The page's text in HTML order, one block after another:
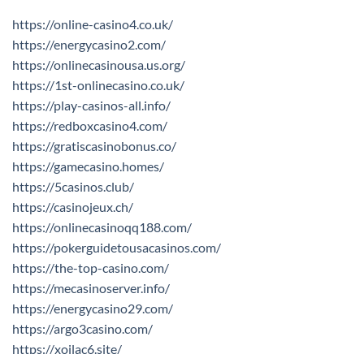
https://online-casino4.co.uk/
https://energycasino2.com/
https://onlinecasinousa.us.org/
https://1st-onlinecasino.co.uk/
https://play-casinos-all.info/
https://redboxcasino4.com/
https://gratiscasinobonus.co/
https://gamecasino.homes/
https://5casinos.club/
https://casinojeux.ch/
https://onlinecasinoqq188.com/
https://pokerguidetousacasinos.com/
https://the-top-casino.com/
https://mecasinoserver.info/
https://energycasino29.com/
https://argo3casino.com/
https://xoilac6.site/